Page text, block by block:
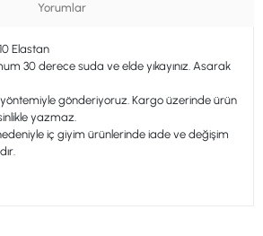
Yorumlar
Elastan
30 derece suda ve elde yıkayınız. Asarak
gönderiyoruz. Kargo üzerinde ürün
yazmaz.
iç giyim ürünlerinde iade ve değişim